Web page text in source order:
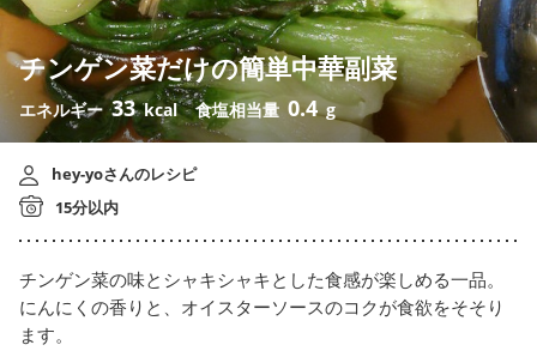
チンゲン菜だけの簡単中華副菜
エネルギー33 kcal 食塩相当量 0.4 g
hey-yoさんのレシピ
15分以内
チンゲン菜の味とシャキシャキとした食感が楽しめる一品。
にんにくの香りと、オイスターソースのコクが食欲をそそり
ます。